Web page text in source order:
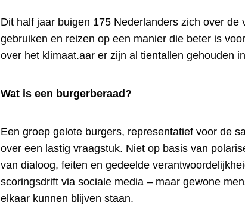
Dit half jaar buigen 175 Nederlanders zich over
gebruiken en reizen op een manier die beter is
over het klimaat.aar er zijn al tientallen gehouden
Wat is een burgerberaad?
Een groep gelote burgers, representatief voor de
over een lastig vraagstuk. Niet op basis van
van dialoog, feiten en gedeelde
scoringsdrift via sociale media – maar gewone
elkaar kunnen blijven staan.